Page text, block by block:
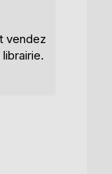
vendez